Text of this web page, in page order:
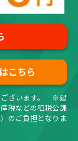
こちら
ございます。 ※建
税などの租税公課
のご負担となりま